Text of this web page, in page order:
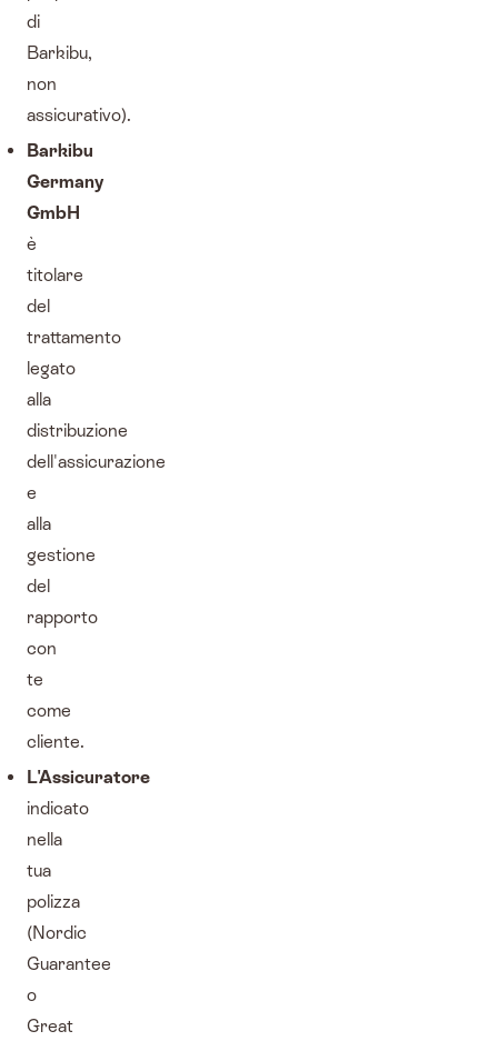
di
Barkibu,
non
assicurativo).
Barkibu
Germany
GmbH
è
titolare
del
trattamento
legato
alla
distribuzione
dell'assicurazione
e
alla
gestione
del
rapporto
con
te
come
cliente.
L'Assicuratore
indicato
nella
tua
polizza
(Nordic
Guarantee
o
Great